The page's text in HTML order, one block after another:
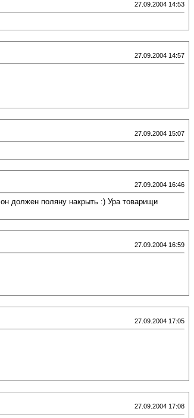
27.09.2004 14:53
27.09.2004 14:57
27.09.2004 15:07
27.09.2004 16:46
должен поляну накрыть :) Ура товарищи
27.09.2004 16:59
27.09.2004 17:05
27.09.2004 17:08